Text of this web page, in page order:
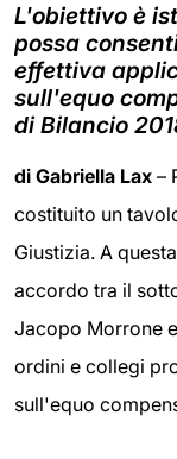
L'obiettivo è
possa
effettiva
sull'equo
di Bilancio
di Gabriella Lax –
costituito un
Giustizia. A
accordo tra il
Jacopo Morrone
ordini e collegi
sull'equo